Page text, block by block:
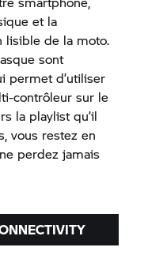
et la
lisible de la moto.
sont
permet d’utiliser
contrôleur sur le
la playlist qu’il
vous restez en
perdez jamais